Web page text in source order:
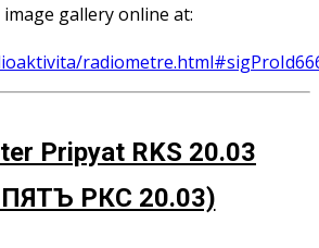
gallery online at:
Pripyat RKS 20.03
РКС 20.03)